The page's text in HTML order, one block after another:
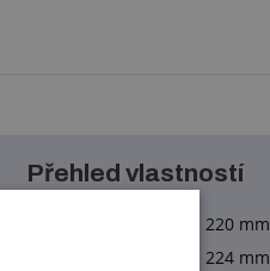
Přehled vlastností
220 mm
224 mm